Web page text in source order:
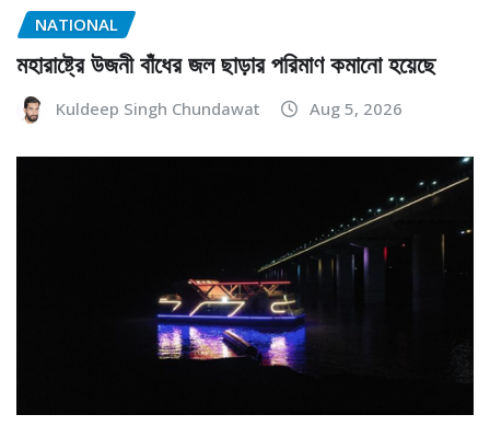
NATIONAL
মহারাষ্ট্রে উজনী বাঁধের জল ছাড়ার পরিমাণ কমানো হয়েছে
Kuldeep Singh Chundawat Aug 5, 2026